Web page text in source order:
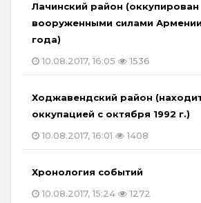
Лачинский район (оккупирован
вооруженными силами Армении
года)
10.08.2017, 16:05
1536
Ходжавендский район
оккупацией с октября 1992 г.)
10.08.2017, 16:01
1408
Хронология событий
10.08.2017, 15:24
1272